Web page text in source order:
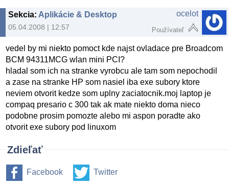
Sekcia: Aplikácie & Desktop
05.04.2008 | 12:57
ocelot
Používateľ
vedel by mi niekto pomoct kde najst ovladace pre Broadcom
BCM 94311MCG wlan mini PCI?
hladal som ich na stranke vyrobcu ale tam som nepochodil
a zase na stranke HP som nasiel iba exe subory ktore
neviem otvorit kedze som uplny zaciatocnik.moj laptop je
compaq presario c 300 tak ak mate niekto doma nieco
podobne prosim pomozte alebo mi aspon poradte ako
otvorit exe subory pod linuxom
Zdieľať
Facebook Twitter